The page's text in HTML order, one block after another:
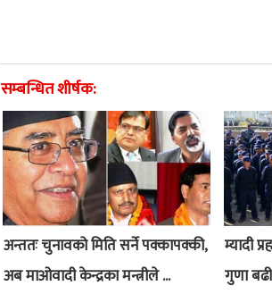
सम्बन्धित शीर्षक:
अन्ततः चुनावको मिति सर्ने पक्कापक्की,
अब माओवादी केन्द्रका मन्त्रीले ...
म्यादी
गुणा